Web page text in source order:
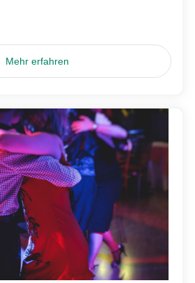
Mehr erfahren